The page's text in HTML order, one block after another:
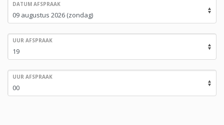
DATUM AFSPRAAK
UUR AFSPRAAK
UUR AFSPRAAK